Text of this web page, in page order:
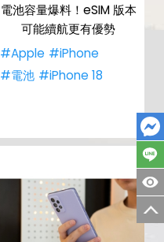
電池容量爆料！eSIM 版本
可能續航更有優勢
#Apple #iPhone
#電池 #iPhone 18